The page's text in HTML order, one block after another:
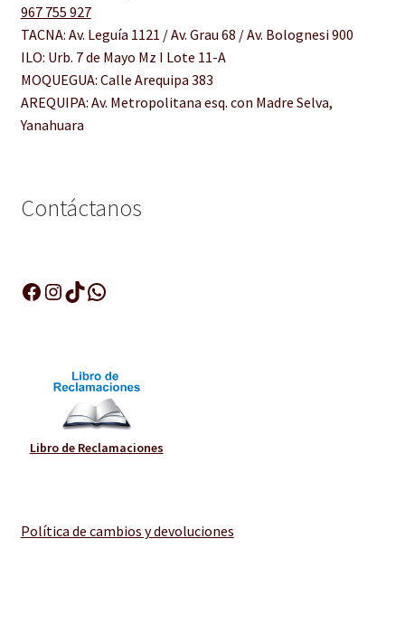
967 755 927
TACNA: Av. Leguía 1121 / Av. Grau 68 / Av. Bolognesi 900
ILO: Urb. 7 de Mayo Mz I Lote 11-A
MOQUEGUA: Calle Arequipa 383
AREQUIPA: Av. Metropolitana esq. con Madre Selva,
Yanahuara
Contáctanos
Facebook
Instagram
TikTok
WhatsApp
Libro de Reclamaciones
Política de cambios y devoluciones